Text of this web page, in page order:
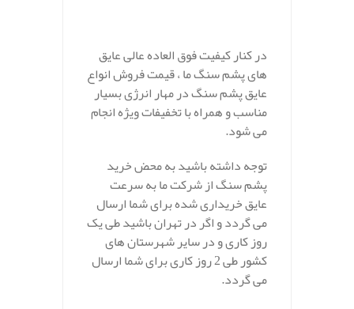
در کنار کیفیت فوق العاده عالی عایق
های پشم سنگ ما ، قیمت فروش انواع
عایق پشم سنگ در مهار انرژی بسیار
مناسب و همراه با تخفیفات ویژه انجام
می شود.
توجه داشته باشید به محض خرید
پشم سنگ از شرکت ما به سرعت
عایق خریداری شده برای شما ارسال
می گردد و اگر در تهران باشید طی یک
روز کاری و در سایر شهرستان های
کشور طی 2 روز کاری برای شما ارسال
می گردد.